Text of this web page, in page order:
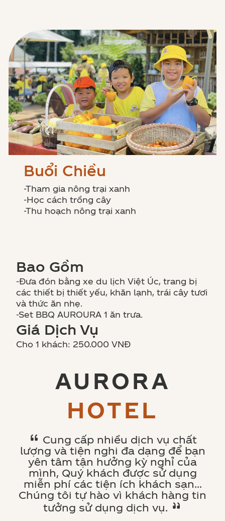
Buổi Chiều
-Tham gia nông trại xanh
-Học cách trồng cây
-Thu hoạch nông trại xanh
Bao Gồm
-Đưa đón bằng xe du lịch Việt Úc, trang bị
các thiết bị thiết yếu, khăn lạnh, trái cây tươi
và thức ăn nhẹ.
-Set BBQ AUROURA 1 ăn trưa.
Giá Dịch Vụ
Cho 1 khách: 250.000 VNĐ
AURORA
HOTEL
Cung cấp nhiều dịch vụ chất
lượng và tiện nghi đa dạng để bạn
yên tâm tận hưởng kỳ nghỉ của
mình, Quý khách được sử dụng
miễn phí các tiện ích khách sạn…
Chúng tôi tự hào vì khách hàng tin
tưởng sử dụng dịch vụ.